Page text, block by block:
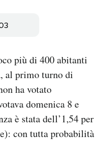
più di 400 abitanti
al primo turno di
ha votato
domenica 8 e
è stata dell’1,54 per
con tutta probabilità